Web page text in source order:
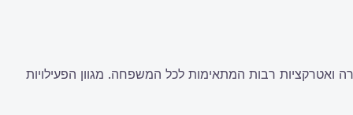
ואטרקציות רבות המתאימות לכל המשפחה. מגוון הפעילויות